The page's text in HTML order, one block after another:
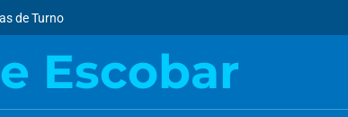
de Turno
Escobar